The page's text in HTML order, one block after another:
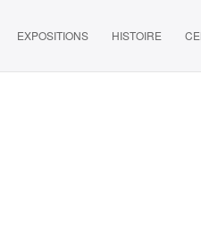
EXPOSITIONS HISTOIRE